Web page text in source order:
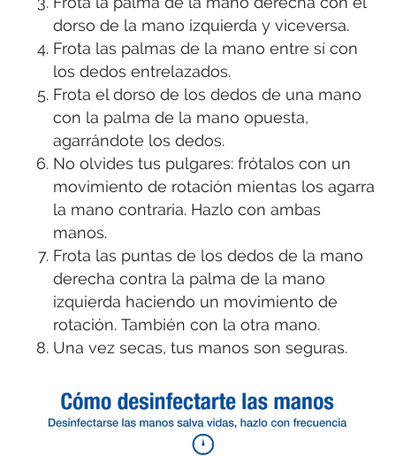
dorso de la mano izquierda y viceversa.
Frota las palmas de la mano entre sí con
los dedos entrelazados.
Frota el dorso de los dedos de una mano
con la palma de la mano opuesta,
agarrándote los dedos.
No olvides tus pulgares: frótalos con un
movimiento de rotación mientas los agarra
la mano contraria. Hazlo con ambas
manos.
Frota las puntas de los dedos de la mano
derecha contra la palma de la mano
izquierda haciendo un movimiento de
rotación. También con la otra mano.
Una vez secas, tus manos son seguras.